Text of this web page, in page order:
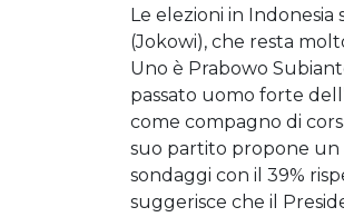
Le elezioni in
(Jokowi), che resta
Uno è Prabowo
passato uomo forte
come compagno di
suo partito propone un
sondaggi con il 39%
suggerisce che il